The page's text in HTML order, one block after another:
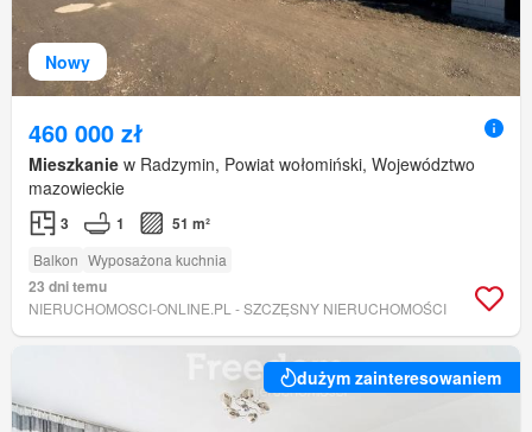
Nowy
460 000 zł
Mieszkanie w Radzymin, Powiat wołomiński, Województwo
mazowieckie
3 1 51 m²
Balkon Wyposażona kuchnia
23 dni temu
NIERUCHOMOSCI-ONLINE.PL - SZCZĘSNY NIERUCHOMOŚCI
dużym zainteresowaniem